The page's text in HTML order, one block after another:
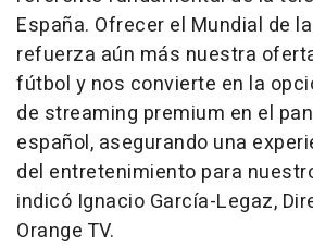
España. Ofrecer el Mundial de
refuerza aún más nuestra
fútbol y nos convierte en la
de streaming premium en el
español, asegurando una
del entretenimiento para
indicó Ignacio García-Legaz,
Orange TV.